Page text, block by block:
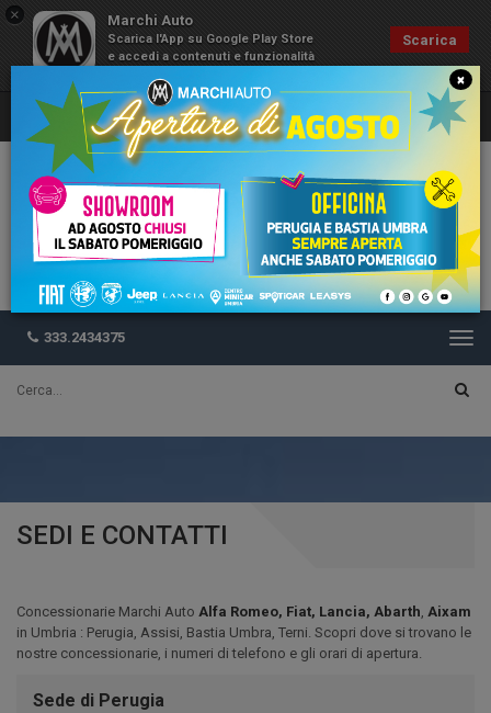
× Marchi Auto
Scarica l'App su Google Play Store
e accedi a contenuti e funzionalità
Scarica
333.2434375
SEDI E CONTATTI
Concessionarie Marchi Auto Alfa Romeo, Fiat, Lancia, Abarth, Aixam
in Umbria : Perugia, Assisi, Bastia Umbra, Terni. Scopri dove si trovano le
nostre concessionarie, i numeri di telefono e gli orari di apertura.
Sede di Perugia
×